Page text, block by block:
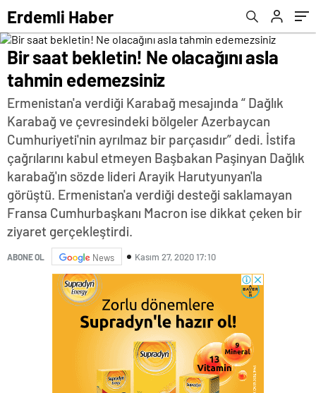
Erdemli Haber
Bir saat bekletin! Ne olacağını asla
tahmin edemezsiniz
Ermenistan'a verdiği Karabağ mesajında “ Dağlık
Karabağ ve çevresindeki bölgeler Azerbaycan
Cumhuriyeti'nin ayrılmaz bir parçasıdır” dedi. İstifa
çağrılarını kabul etmeyen Başbakan Paşinyan Dağlık
karabağ'ın sözde lideri Arayik Harutyunyan'la
görüştü. Ermenistan'a verdiği desteği saklamayan
Fransa Cumhurbaşkanı Macron ise dikkat çeken bir
ziyaret gerçekleştirdi.
ABONE OL News Kasım 27, 2020 17:10